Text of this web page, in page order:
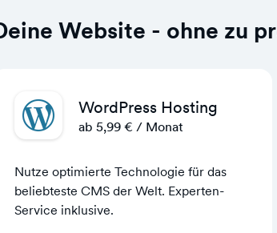
Website - ohne zu
WordPress Hosting
ab 5,99 € / Monat
Nutze optimierte Technologie für das
beliebteste CMS der Welt. Experten-
Service inklusive.